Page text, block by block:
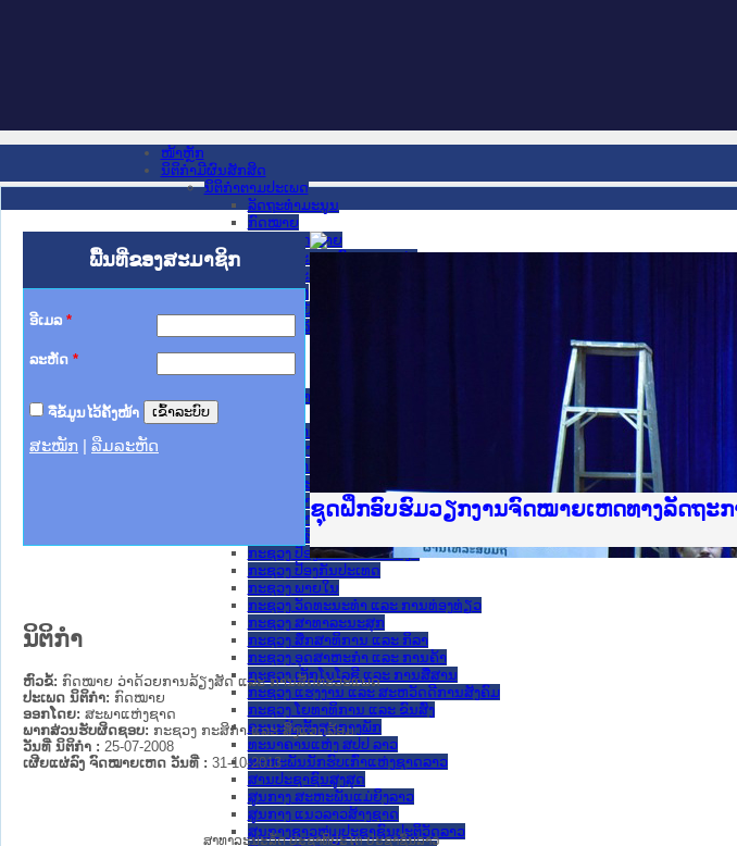
ໜ້າຫຼັກ
ນິຕິກໍາມີຜົນສັກສິດ
ນິຕິກໍາຕາມປະເພດ
ລັດຖະທໍາມະນູນ
ກົດໝາຍ
ກົດໝາຍ
ປະມວນກົດໝາຍ ແພ່ງ
ປະມວນກົດໝາຍ ອາຍາ
ມະຕິຕົກລົງ
ລັດຖະບັນຍັດ
ລັດຖະດໍາລັດ
ຂໍ້ຕົກລົງ
ຄໍາແນະນໍາ
ນິຕິກໍາຂັ້ນສູນກາງ
ຫ້ອງວ່າການສໍານັກງານປະທານປະເທດ
ສະພາແຫ່ງຊາດ
ຫ້ອງວ່າການສຳນັກງານນາຍົກລັດຖະມົນຕີ
ກະຊວງ ກະສິກຳ ແລະ ສິ່ງແວດລ້ອມ
ກະຊວງ ການຕ່າງປະເທດ
ກະຊວງ ການເງິນ
ກະຊວງ ຍຸຕິທໍາ
ກະຊວງ ປ້ອງກັນຄວາມສະຫງົບ
ກະຊວງ ປ້ອງກັນປະເທດ
ກະຊວງ ພາຍໃນ
ກະຊວງ ວັດທະນະທຳ ແລະ ການທ່ອງທ່ຽວ
ກະຊວງ ສາທາລະນະສຸກ
ກະຊວງ ສຶກສາທິການ ແລະ ກິລາ
ກະຊວງ ອຸດສາຫະກຳ ແລະ ການຄ້າ
ກະຊວງ ເຕັກໂນໂລຊີ ແລະ ການສື່ສານ
ກະຊວງ ແຮງງານ ແລະ ສະຫວັດດີການສັງຄົມ
ກະຊວງ ໂຍທາທິການ ແລະ ຂົນສົ່ງ
ຄະນະຈັດຕັ້ງສູນກາງພັກ
ທະນາຄານແຫ່ງ ສປປ ລາວ
ສະຫະພັນນັກຮົບເກົ່າແຫ່ງຊາດລາວ
ສານປະຊາຊົນສູງສຸດ
ສູນກາງ ສະຫະພັນແມ່ຍິງລາວ
ສູນກາງ ແນວລາວສ້າງຊາດ
ສູນກາງຊາວໜຸ່ມປະຊາຊົນປະຕິວັດລາວ
ພື້ນທີ່ຂອງສະມາຊິກ
ອີເມລ *
ລະຫັດ *
ຈື່ຂໍ້ມູນໄວ້ຄັ້ງໜ້າ
ສະໝັກ ລືມລະຫັດ
Ministry of Justice Lao PDR
ເຜີຍແຜ່ວັບໄຊຈົດໝາຍເຫດທາງລັດຖະການ ແ
ກະຊວງຍຸຕິທຳ
ຊຸດຝຶກອົບຮົມວຽກງານຈົດໝາຍເຫດທາງລັດຖະ
ກອງປະຊຸມທົບທວນຄືນການຈັດຕັ້ງປະຕິບັດວຽກງ
ຝຶກອົບຮົມ ຜູ່ປະສານງານວຽກງານຈົດໝາຍເຫດ
ຝຶກອົບຮົມ ຜູ່ປະສານງານວຽກງານຈົດໝາຍເຫດ
ເຜີຍແຜ່ແອັບກົດໝາຍລາວ ແລະ ເວັບໄຊຈົດໝາ
ເຜີຍແຜ່ແອັບກົດໝາຍລາວ ແລະ ເວັບໄຊຈົດໝາ
ຍົກລະດັບວຽກງານຈົດໝາຍເຫດທາງລັດຖະກາ
ຊຸດຝຶກອົບຮົມວຽກງານຈົດໝາຍເຫດທາງລັດຖະ
ນິຕິກໍາ
ຫົວຂໍ້: ກົດ​ໝາຍ ວ່າ​ດ້ວຍ​ການ​ລ້ຽງ​ສັດ ແລະ ການ​ສັດ​ຕະ​ວະ​ແພດ
ປະເພດ ນິຕິກໍາ: ກົດໝາຍ
ອອກໂດຍ: ສະພາແຫ່ງຊາດ
ພາກສ່ວນຮັບຜິດຊອບ: ກະຊວງ ກະສິກຳ ແລະ ສິ່ງແວດລ້ອມ
ວັນທີ່ ນິຕິກໍາ : 25-07-2008
ເຜີຍແຜ່ລົງ ຈົດໝາຍເຫດ ວັນທີ່ : 31-10-2013
ສາທາລະນະລັດ ປະຊາທິປະໄຕ ປະຊາຊົນລາວ